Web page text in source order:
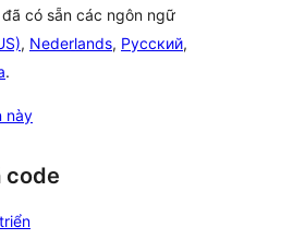
có sẵn các ngôn ngữ
, Nederlands, Русский,
.
này
code